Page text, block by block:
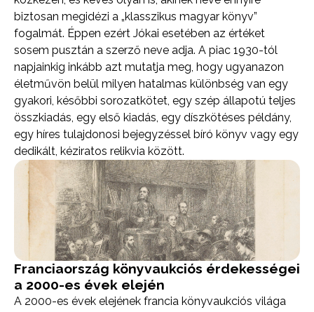
biztosan megidézi a „klasszikus magyar könyv”
fogalmát. Éppen ezért Jókai esetében az értéket
sosem pusztán a szerző neve adja. A piac 1930-tól
napjainkig inkább azt mutatja meg, hogy ugyanazon
életművön belül milyen hatalmas különbség van egy
gyakori, későbbi sorozatkötet, egy szép állapotú teljes
összkiadás, egy első kiadás, egy díszkötéses példány,
egy híres tulajdonosi bejegyzéssel bíró könyv vagy egy
dedikált, kéziratos relikvia között.
Franciaország könyvaukciós érdekességei
a 2000-es évek elején
A 2000-es évek elejének francia könyvaukciós világa